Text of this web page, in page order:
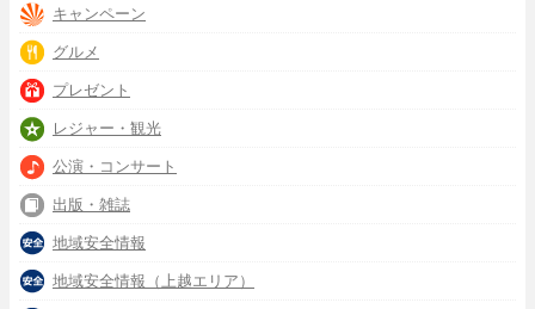
キャンペーン
グルメ
プレゼント
レジャー・観光
公演・コンサート
出版・雑誌
地域安全情報
地域安全情報（上越エリア）